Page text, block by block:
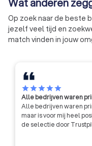
toch iets niet in orde
heeft u de garantie
schade worden
Op zoek naar de beste
jezelf veel tijd en
match vinden in jouw
starstarstarstarstar
Alle bedrijven waren
Alle bedrijven waren
maar is voor mij heel
de selectie door